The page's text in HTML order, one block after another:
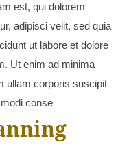
est, qui dolorem
adipisci velit, sed quia
ut labore et dolore
Ut enim ad minima
ullam corporis suscipit
conse